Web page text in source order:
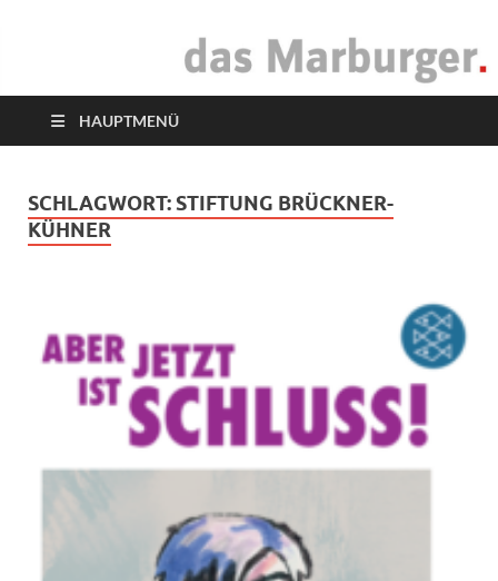
das Marburger.
HAUPTMENÜ
SCHLAGWORT: ­­STIFTUNG BRÜCKNER-
KÜHNER